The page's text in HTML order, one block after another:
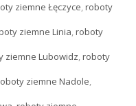
ziemne Łęczyce,roboty
ziemne Linia,roboty
ziemne Lubowidz,roboty
ziemne Nadole,